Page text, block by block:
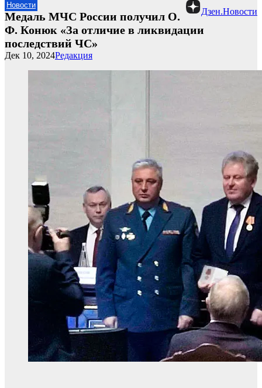
Новости
Дзен.Новости
Медаль МЧС России получил О.
Ф. Конюк «За отличие в ликвидации
последствий ЧС»
Редакция
Дек 10, 2024